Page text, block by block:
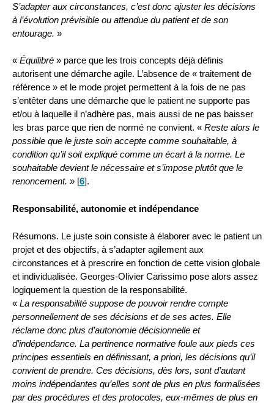
S’adapter aux circonstances, c’est donc ajuster les décisions
à l’évolution prévisible ou attendue du patient et de son
entourage. »
« Équilibré » parce que les trois concepts déjà définis
autorisent une démarche agile. L’absence de « traitement de
référence » et le mode projet permettent à la fois de ne pas
s’entêter dans une démarche que le patient ne supporte pas
et/ou à laquelle il n’adhère pas, mais aussi de ne pas baisser
les bras parce que rien de normé ne convient. « Reste alors le
possible que le juste soin accepte comme souhaitable, à
condition qu’il soit expliqué comme un écart à la norme. Le
souhaitable devient le nécessaire et s’impose plutôt que le
renoncement. » [6].
Responsabilité, autonomie et indépendance
Résumons. Le juste soin consiste à élaborer avec le patient un
projet et des objectifs, à s’adapter agilement aux
circonstances et à prescrire en fonction de cette vision globale
et individualisée. Georges-Olivier Carissimo pose alors assez
logiquement la question de la responsabilité.
« La responsabilité suppose de pouvoir rendre compte
personnellement de ses décisions et de ses actes. Elle
réclame donc plus d’autonomie décisionnelle et
d’indépendance. La pertinence normative foule aux pieds ces
principes essentiels en définissant, a priori, les décisions qu’il
convient de prendre. Ces décisions, dès lors, sont d’autant
moins indépendantes qu’elles sont de plus en plus formalisées
par des procédures et des protocoles, eux-mêmes de plus en